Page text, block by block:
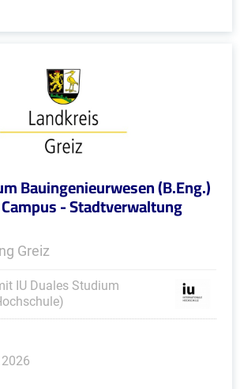
Bauingenieurwesen (B.Eng.)
- Stadtverwaltung
Greiz
IU Duales Studium